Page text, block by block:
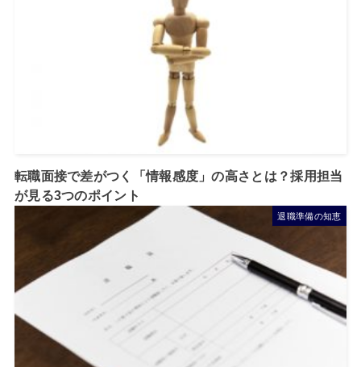
転職面接で差がつく「情報感度」の高さとは？採用担当
が見る3つのポイント
退職準備の知恵